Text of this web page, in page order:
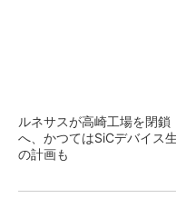
ルネサスが高崎工場を閉鎖
へ、かつてはSiCデバイス
の計画も